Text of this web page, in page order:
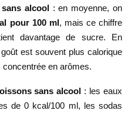
alcool: en moyenne, on
pour 100 ml, mais ce chiffre
davantage de sucre. En
est souvent plus calorique
concentrée en arômes.
sans alcool : les eaux
de 0 kcal/100 ml, les sodas